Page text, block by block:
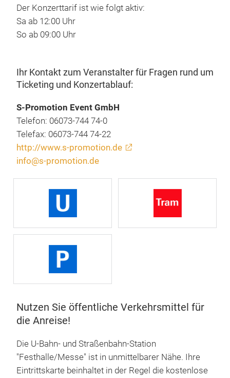
Der Konzerttarif ist wie folgt aktiv:
Sa ab 12:00 Uhr
So ab 09:00 Uhr
Ihr Kontakt zum Veranstalter für Fragen rund um
Ticketing und Konzertablauf:
S-Promotion Event GmbH
Telefon: 06073-744 74-0
Telefax: 06073-744 74-22
http://www.s-promotion.de
info@s-promotion.de
Nutzen Sie öffentliche Verkehrsmittel für
die Anreise!
Die U-Bahn- und Straßenbahn-Station
"Festhalle/Messe" ist in unmittelbarer Nähe. Ihre
Eintrittskarte beinhaltet in der Regel die kostenlose